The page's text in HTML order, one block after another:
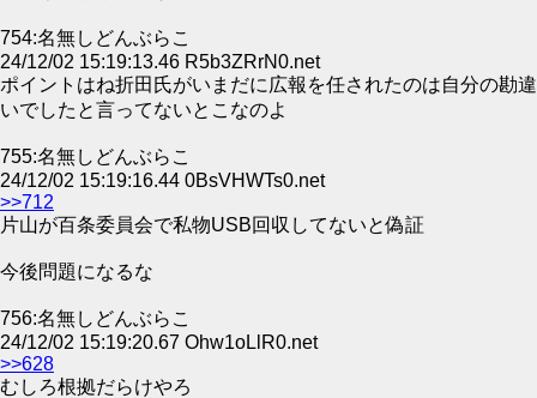
754:名無しどんぶらこ
24/12/02 15:19:13.46 R5b3ZRrN0.net
ポイントはね折田氏がいまだに広報を任されたのは自分の勘違
いでしたと言ってないとこなのよ
755:名無しどんぶらこ
24/12/02 15:19:16.44 0BsVHWTs0.net
>>712
片山が百条委員会で私物USB回収してないと偽証
今後問題になるな
756:名無しどんぶらこ
24/12/02 15:19:20.67 Ohw1oLlR0.net
>>628
むしろ根拠だらけやろ